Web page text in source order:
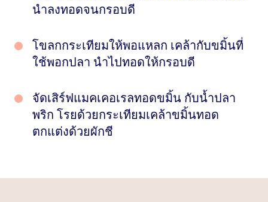
นำลงทอดจนกรอบดี
โขลกกระเทียมให้พอแหลก เคล้ากับขมิ้นที่
ใช้พอกปลา นำไปทอดให้กรอบดี
จัดเสิร์ฟแมคเคอเรลทอดขมิ้น กับน้ำปลา
พริก โรยด้วยกระเทียมเคล้าขมิ้นทอด
ตกแต่งด้วยผักชี